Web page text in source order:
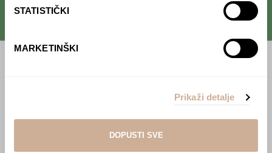
STATISTIČKI
MARKETINŠKI
Prikaži detalje
DOPUSTI SVE
Izdanja